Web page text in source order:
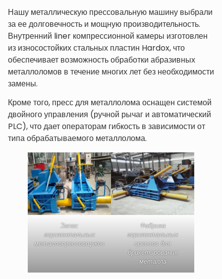
Нашу металлическую прессовальную машину выбрали
за ее долговечность и мощную производительность.
Внутренний liner компрессионной камеры изготовлен
из износостойких стальных пластин Hardox, что
обеспечивает возможность обработки абразивных
металлоломов в течение многих лет без необходимости
замены.
Кроме того, пресс для металлолома оснащен системой
двойного управления (ручной рычаг и автоматический
PLC), что дает операторам гибкость в зависимости от
типа обрабатываемого металлолома.
Запас
горизонтальных
металлопрессовщиков
Фабрика
горизонтальных
прессов для
брикетирования
металла